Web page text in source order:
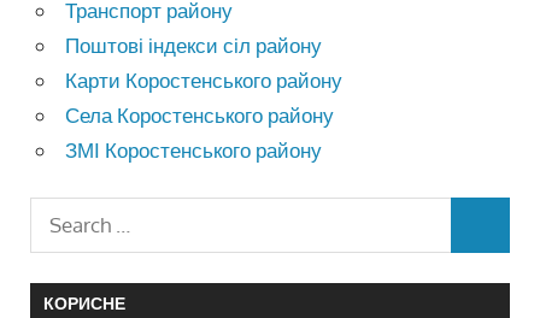
Транспорт району
Поштові індекси сіл району
Карти Коростенського району
Села Коростенського району
ЗМІ Коростенського району
КОРИСНЕ